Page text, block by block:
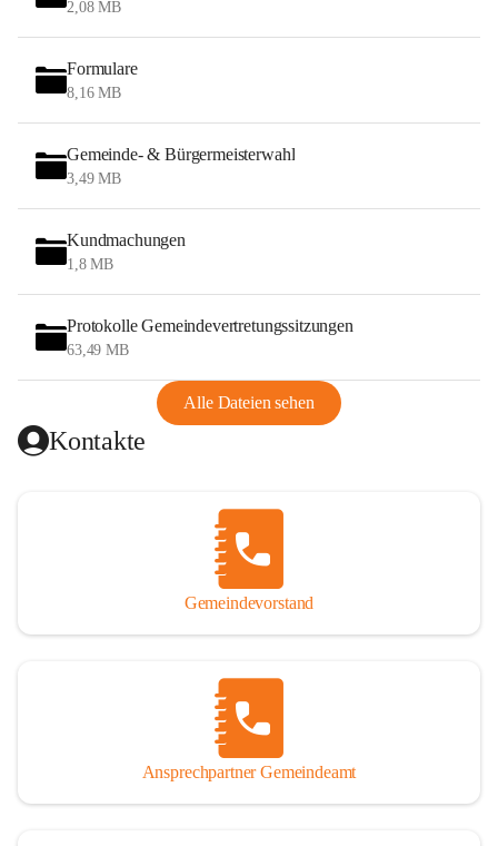
2,08 MB
Formulare
8,16 MB
Gemeinde- & Bürgermeisterwahl
3,49 MB
Kundmachungen
1,8 MB
Protokolle Gemeindevertretungssitzungen
63,49 MB
Alle Dateien sehen
Kontakte
Gemeindevorstand
Ansprechpartner Gemeindeamt